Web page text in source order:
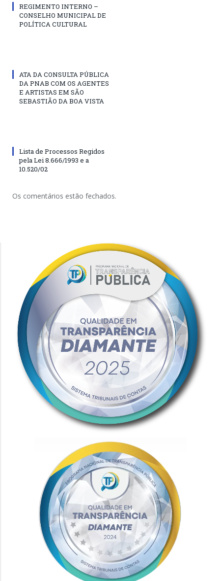
REGIMENTO INTERNO –
CONSELHO MUNICIPAL DE
POLÍTICA CULTURAL
ATA DA CONSULTA PÚBLICA
DA PNAB COM OS AGENTES
E ARTISTAS EM SÃO
SEBASTIÃO DA BOA VISTA
Lista de Processos Regidos
pela Lei 8.666/1993 e a
10.520/02
Os comentários estão fechados.